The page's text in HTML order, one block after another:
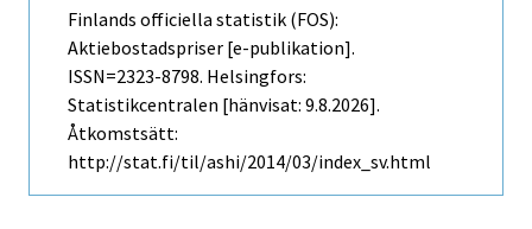
Finlands officiella statistik (FOS):
Aktiebostadspriser [e-publikation].
ISSN=2323-8798. Helsingfors:
Statistikcentralen [hänvisat: 9.8.2026].
Åtkomstsätt:
http://stat.fi/til/ashi/2014/03/index_sv.html